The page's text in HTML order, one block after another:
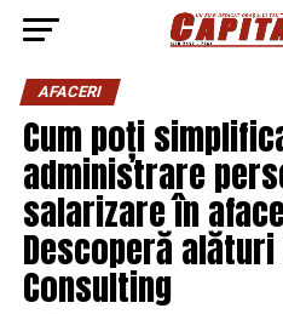
AFACERI
Cum poți
administrare
salarizare în
Descoperă alături
Consulting